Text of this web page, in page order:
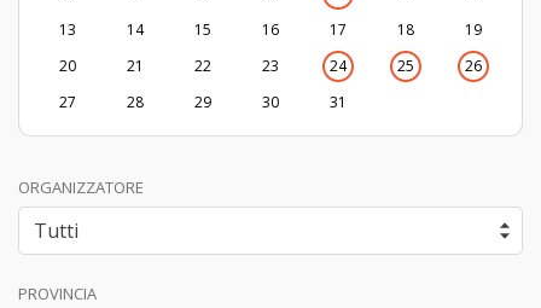
13
14 15 16 17 18
19
20
21 22 23 24 25
26
27
28 29 30 31
ORGANIZZATORE
PROVINCIA